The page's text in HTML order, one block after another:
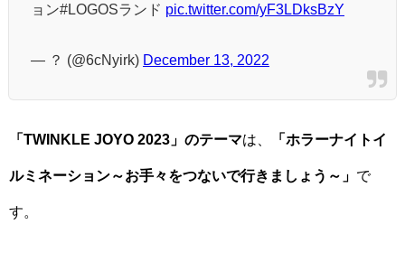
ョン#LOGOSランド pic.twitter.com/yF3LDksBzY
— ？ (@6cNyirk) December 13, 2022
「TWINKLE JOYO 2023」のテーマは、 「ホラーナイトイ
ルミネーション～お手々をつないで行きましょう～」 で
す。